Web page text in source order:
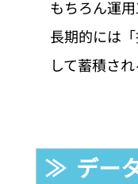
もちろん運
長期的には
して蓄積され
≫  デー